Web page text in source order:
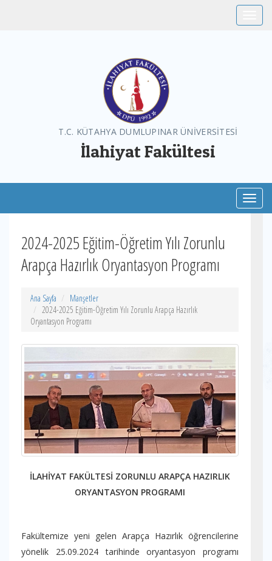
T.C. KÜTAHYA DUMLUPINAR ÜNİVERSİTESİ
İlahiyat Fakültesi
2024-2025 Eğitim-Öğretim Yılı Zorunlu
Arapça Hazırlık Oryantasyon Programı
Ana Sayfa
Manşetler
2024-2025 Eğitim-Öğretim Yılı Zorunlu Arapça Hazırlık
Oryantasyon Programı
İLAHİYAT FAKÜLTESİ ZORUNLU ARAPÇA HAZIRLIK
ORYANTASYON PROGRAMI
Fakültemize yeni gelen Arapça Hazırlık öğrencilerine
yönelik 25.09.2024 tarihinde oryantasyon programı